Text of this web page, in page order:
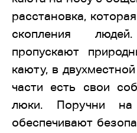
расстановка,
скопления
пропускают
каюту, в
части есть свои
люки. Поручни на
обеспечивают